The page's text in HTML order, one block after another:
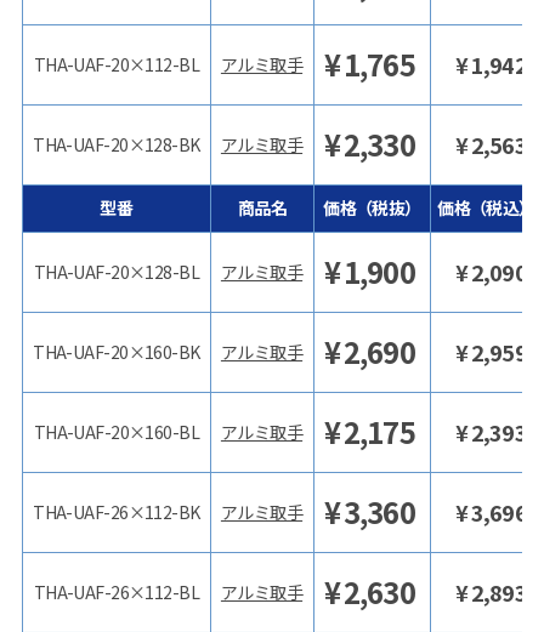
THA-UAF-20×112-BL
THA-UAF-20×128-BK
型番
THA-UAF-20×128-BL
THA-UAF-20×160-BK
THA-UAF-20×160-BL
THA-UAF-26×112-BK
THA-UAF-26×112-BL
アルミ取手 ¥1,765 ¥1,942
アルミ取手 ¥2,330 ¥2,563
商品名 価格（税抜） 価格（税込）
アルミ取手 ¥1,900 ¥2,090
アルミ取手 ¥2,690 ¥2,959
アルミ取手 ¥2,175 ¥2,393
アルミ取手 ¥3,360 ¥3,696
アルミ取手 ¥2,630 ¥2,893